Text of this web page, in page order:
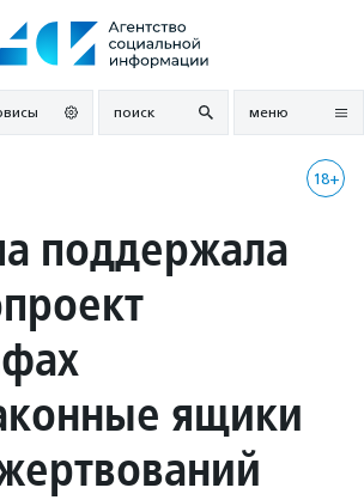
поиск меню
18+
поддержала
ящики